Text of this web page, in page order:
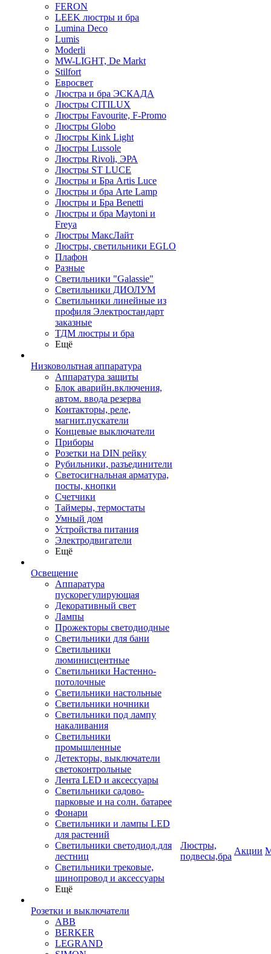
FERON
LEEK люстры и бра
Lumina Deco
Lumis
Moderli
MW-LIGHT, De Markt
Stilfort
Евросвет
Люстра и бра ЭСКАДА
Люстры CITILUX
Люстры Favourite, F-Promo
Люстры Globo
Люстры Kink Light
Люстры Lussole
Люстры Rivoli, ЭРА
Люстры ST LUCE
Люстры и Бра Artis Luce
Люстры и бра Arte Lamp
Люстры и Бра Benetti
Люстры и бра Maytoni и
Freya
Люстры МаксЛайт
Люстры, светильники EGLO
Плафон
Разные
Светильники "Galassie"
Светильники ДИОЛУМ
Светильники линейные из
профиля Электростандарт
заказные
ТДМ люстры и бра
Ещё
Низковольтная аппаратура
Аппаратура защиты
Блок аварийн.включения,
автом. ввода резерва
Контакторы, реле,
магнит.пускатели
Концевые выключатели
Приборы
Розетки на DIN рейку
Рубильники, разъединители
Светосигнальная арматура,
посты, кнопки
Счетчики
Таймеры, термостаты
Умный дом
Устройства питания
Электродвигатели
Ещё
Освещение
Аппаратура
пускорегулирующая
Декоративный свет
Лампы
Прожекторы светодиодные
Светильники для бани
Светильники
люминисцентные
Светильники Настенно-
потолочные
Светильники настольные
Светильники ночники
Светильники под лампу
накаливания
Светильники
промышленные
Детекторы, выключатели
светоконтрольные
Лента LED и аксессуары
Светильники садово-
парковые и на солн. батарее
Фонари
Светильники и лампы LED
для растений
Светильники светодиод.для
лестниц
Светильники трековые,
шинопровод и аксессуары
Ещё
Розетки и выключатели
ABB
BERKER
LEGRAND
Люстры,
подвесы,бра
Акции